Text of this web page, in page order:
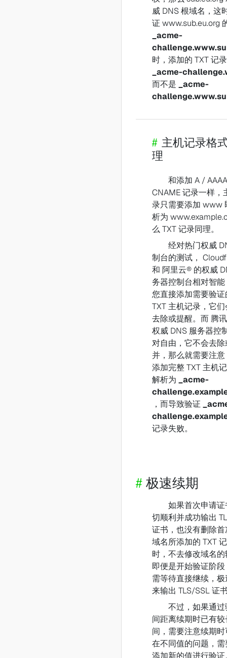
威 DNS 根域名，这
证 www.sub.eu.org
_acme-
时，添加的 TXT 记
_acme-
而不是
_acme-
# 主机记录格
理
和添加 A /
CNAME 记录一样，
录只需要添加 www
析为
么 TXT 记录同理。
经对热门权威
制台的测试，
和 阿里云® 的权威
务器控制台相对智
您直接添加需要验
TXT 主机记录，它
去除或提醒。而 腾
权威 DNS 服务器控
对自由，它不会去除
并，那么就需要注
添加完整 TXT 主机
解析为
_acme-
，而导致验证
记录失败。
# 极速续期
如果首次申请
切顺利并成功输出
证书，也没有删除
域名所添加的 TXT
时，不去修改域名
即便是开始验证阶
需等待直接继续，
来输出 TLS/SSL 证
不过，如果通
间距离续期时已有
间，需要注意续期
在不同值的问题，
添加新的值进行验证